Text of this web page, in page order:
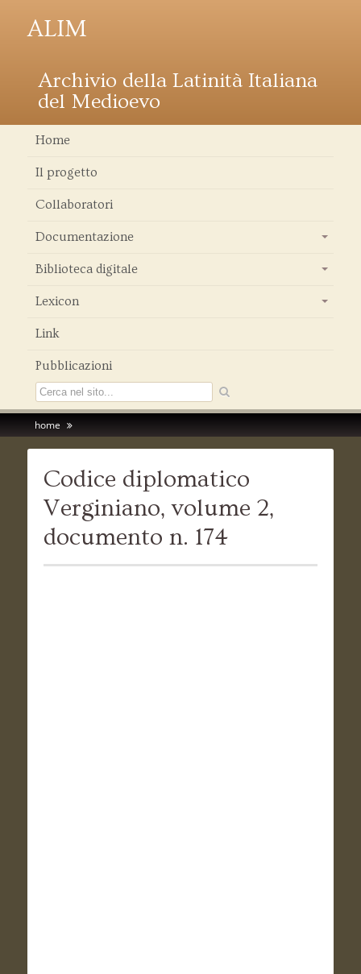
ALIM
Archivio della Latinità Italiana
del Medioevo
Home
Il progetto
Collaboratori
Documentazione
Biblioteca digitale
Lexicon
Link
Pubblicazioni
home
Codice diplomatico
Verginiano, volume 2,
documento n. 174